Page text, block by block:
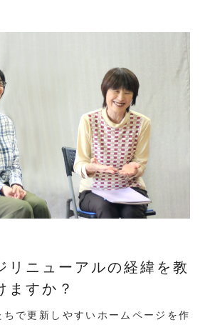
リニューアルの経緯を教
ますか？
ちで更新しやすいホームページを作